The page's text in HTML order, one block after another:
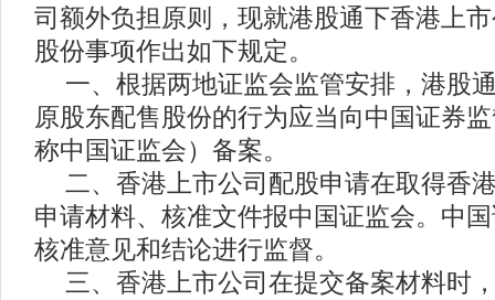
司额外负担原则，现就港股通下香港上
股份事项作出如下规定。
一、根据两地证监会监管安排，港股
原股东配售股份的行为应当向中国证券
称中国证监会）备案。
二、香港上市公司配股申请在取得香
申请材料、核准文件报中国证监会。中
核准意见和结论进行监督。
三、香港上市公司在提交备案材料时